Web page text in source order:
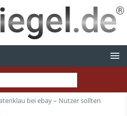
bei ebay – Nutzer sollten